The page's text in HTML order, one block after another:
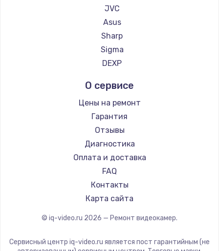
Ремонт цепей питания
от 2500 руб.
Заказать
Замена шлейфа матрицы
Заказать
Замена материнской платы
от 1395 руб.
Заказать
Замена видеочипа
от 2745 руб.
Заказать
от 875 руб.
JVC
Asus
Sharp
Sigma
DEXP
О сервисе
Цены на ремонт
Гарантия
Отзывы
Диагностика
Оплата и доставка
FAQ
Контакты
Карта сайта
© iq-video.ru 2026 — Ремонт видеокамер.
Сервисный центр iq-video.ru является пост гарантийным (не